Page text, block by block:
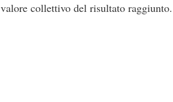
valore collettivo del risultato raggiunto.